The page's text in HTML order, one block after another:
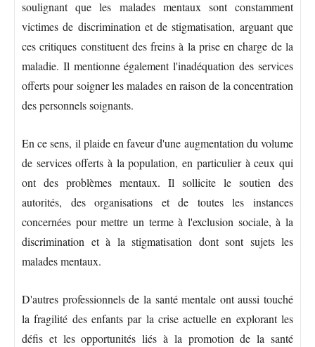
soulignant que les malades mentaux sont constamment
victimes de discrimination et de stigmatisation, arguant que
ces critiques constituent des freins à la prise en charge de la
maladie. Il mentionne également l'inadéquation des services
offerts pour soigner les malades en raison de la concentration
des personnels soignants.
En ce sens, il plaide en faveur d'une augmentation du volume
de services offerts à la population, en particulier à ceux qui
ont des problèmes mentaux. Il sollicite le soutien des
autorités, des organisations et de toutes les instances
concernées pour mettre un terme à l'exclusion sociale, à la
discrimination et à la stigmatisation dont sont sujets les
malades mentaux.
D'autres professionnels de la santé mentale ont aussi touché
la fragilité des enfants par la crise actuelle en explorant les
défis et les opportunités liés à la promotion de la santé